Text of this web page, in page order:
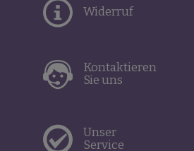
Widerruf
Kontaktieren
Sie uns
Unser
Service